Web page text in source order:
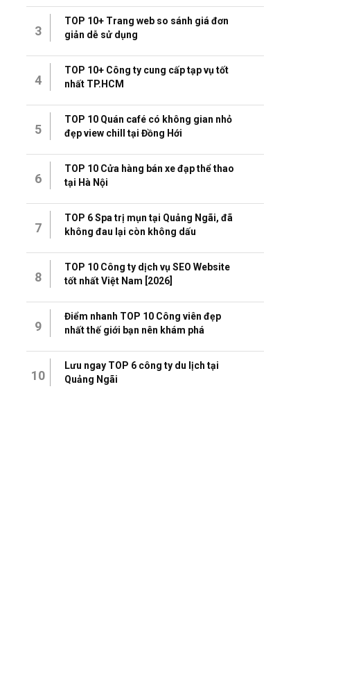
3
TOP 10+ Trang web so sánh giá đơn
giản dễ sử dụng
4
TOP 10+ Công ty cung cấp tạp vụ tốt
nhất TP.HCM
5
TOP 10 Quán café có không gian nhỏ
đẹp view chill tại Đồng Hới
6
TOP 10 Cửa hàng bán xe đạp thể thao
tại Hà Nội
7
TOP 6 Spa trị mụn tại Quảng Ngãi, đã
không đau lại còn không dấu
8
TOP 10 Công ty dịch vụ SEO Website
tốt nhất Việt Nam [2026]
9
Điểm nhanh TOP 10 Công viên đẹp
nhất thế giới bạn nên khám phá
10
Lưu ngay TOP 6 công ty du lịch tại
Quảng Ngãi